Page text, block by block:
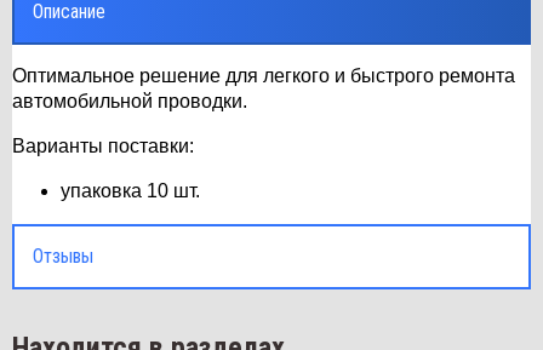
Описание
Оптимальное решение для легкого и быстрого ремонта
автомобильной проводки.
Варианты поставки:
упаковка 10 шт.
Отзывы